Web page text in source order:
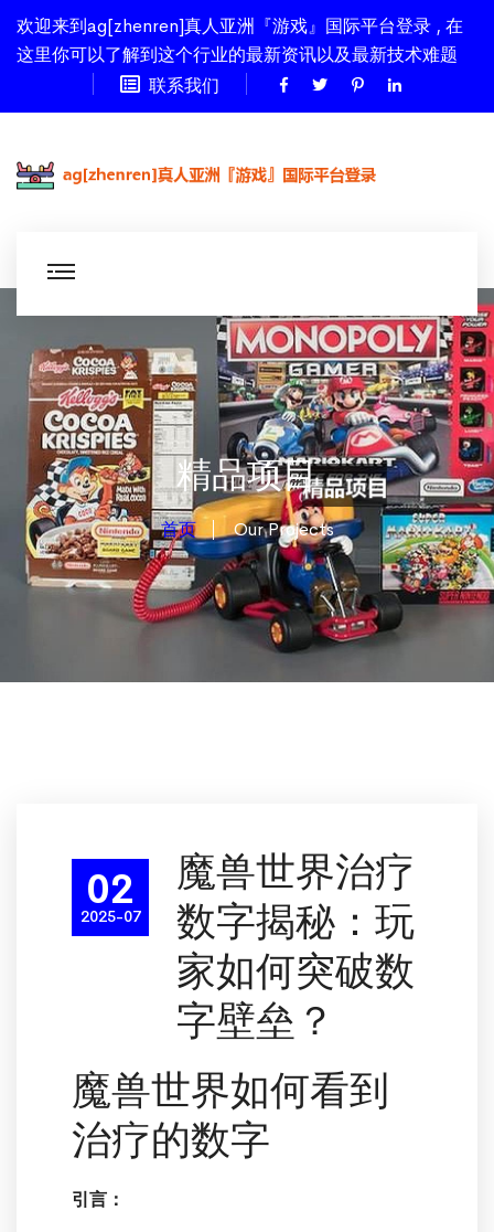
欢迎来到ag[zhenren]真人亚洲『游戏』国际平台登录 , 在
这里你可以了解到这个行业的最新资讯以及最新技术难题
联系我们
精品项目
首页 Our Projects
02
2025-07
魔兽世界治疗
数字揭秘：玩
家如何突破数
字壁垒？
魔兽世界如何看到
治疗的数字
引言：